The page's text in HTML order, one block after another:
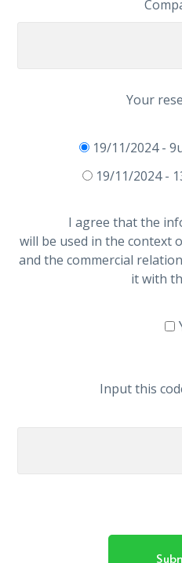
Your
19/11/2024 -
19/11/2024 -
I agree that the
will be used in the context
and the commercial
it with
Input this